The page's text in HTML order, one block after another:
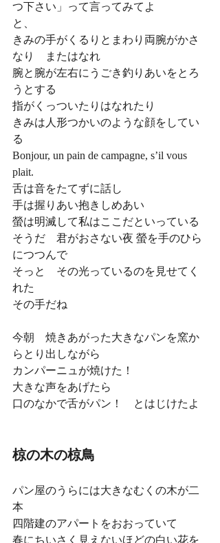
つ下さい」って言ってみてよ
と、
きみの手がくるりとまわり両腕がかさ
なり　またはなれ
腕と腕が左右にうごき釣りあいをとろ
うとする
指がくっついたりはなれたり
きみは人形つかいのような顔をしてい
る
Bonjour, un pain de campagne, s’il vous
plait.
舌は音をたてずに話し
手は握りあい抱きしめあい
螢は明滅して私はここだといっている
そうだ　君がおさない夜 螢を手のひら
につつんで
そっと　その光っているのを見せてく
れた
その手だね
今朝　焼きあがった大きなパンを窯か
らとり出しながら
カンパーニュが焼けた！
大きな声をあげたら
口のなかで舌がパン！　とはじけたよ
椋の木の椋鳥
パン屋のうらには大きなむくの木が二
本
四階建のアパートをおおっていて
春にちいさく見えないほどの白い花を